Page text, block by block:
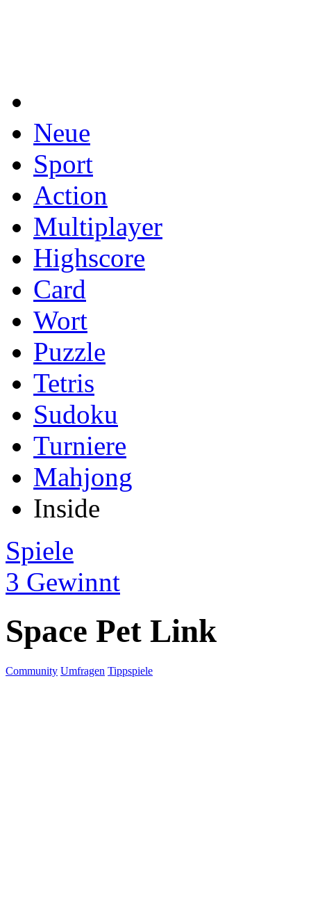
Neue
Sport
Action
Multiplayer
Highscore
Card
Wort
Puzzle
Tetris
Sudoku
Turniere
Mahjong
Inside
Spiele
3 Gewinnt
Space Pet Link
Community Umfragen Tippspiele